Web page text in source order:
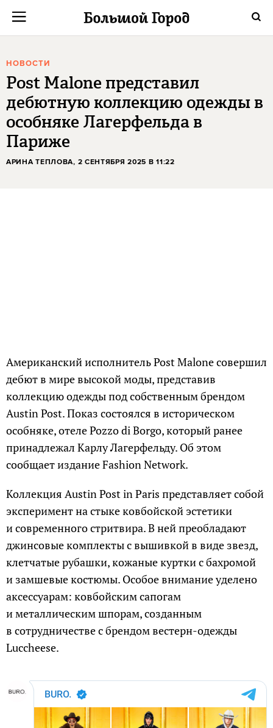
НОВОСТИ
Post Malone представил
дебютную коллекцию одежды в
особняке Лагерфельда в
Париже
АРИНА ТЕПЛОВА, 2 СЕНТЯБРЯ 2025 В 11:22
Американский исполнитель Post Malone совершил
дебют в мире высокой моды, представив
коллекцию одежды под собственным брендом
Austin Post. Показ состоялся в историческом
особняке, отеле Pozzo di Borgo, который ранее
принадлежал Карлу Лагерфельду. Об этом
сообщает издание Fashion Network.
Коллекция Austin Post in Paris представляет собой
эксперимент на стыке ковбойской эстетики
и современного стритвира. В ней преобладают
джинсовые комплекты с вышивкой в виде звезд,
клетчатые рубашки, кожаные куртки с бахромой
и замшевые костюмы. Особое внимание уделено
аксессуарам: ковбойским сапогам
и металлическим шпорам, созданным
в сотрудничестве с брендом вестерн-одежды
Luccheese.